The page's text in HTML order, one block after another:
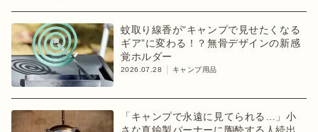
蚊取り線香が“キャンプで見せたくなる
ギア”に変わる！？無骨デザインの新感
覚ホルダー
2026.07.28 キャンプ用品
「キャンプで永遠に見てられる…」小
さな真鍮製バーナーに陶酔する人続出